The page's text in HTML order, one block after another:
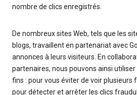
nombre de clics enregistrés.
De nombreux sites Web, tels que les
blogs, travaillent en partenariat avec
annonces à leurs visiteurs. En
partenaires, nous pouvons ainsi
fins : pour vous éviter de voir plusieurs
pour détecter et arrêter les clics